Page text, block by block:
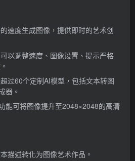
的速度生成图像，提供即时的艺术创
可以调整速度、图像设置、提示严格
超过60个定制AI模型，包括文本转图
器。
功能可将图像提升至2048×2048的高清
本描述转化为图像艺术作品。